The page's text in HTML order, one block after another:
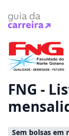
Vamos te guiar
FNG -
Sem bolsas em